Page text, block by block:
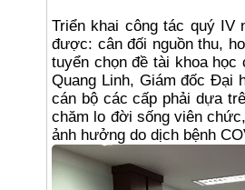
Triển khai công tác quý IV
được: cân đối nguồn thu,
tuyển chọn đề tài khoa học
Quang Linh, Giám đốc Đại
cán bộ các cấp phải dựa
chăm lo đời sống viên
ảnh hưởng do dịch bệnh